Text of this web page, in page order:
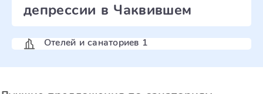
депрессии в Чаквившем
Отелей и санаториев 1